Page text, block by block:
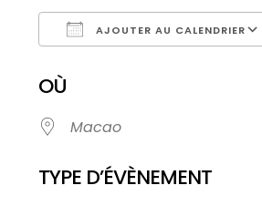
AJOUTER AU CALENDRIER
OÙ
Macao
TYPE D’ÉVÈNEMENT